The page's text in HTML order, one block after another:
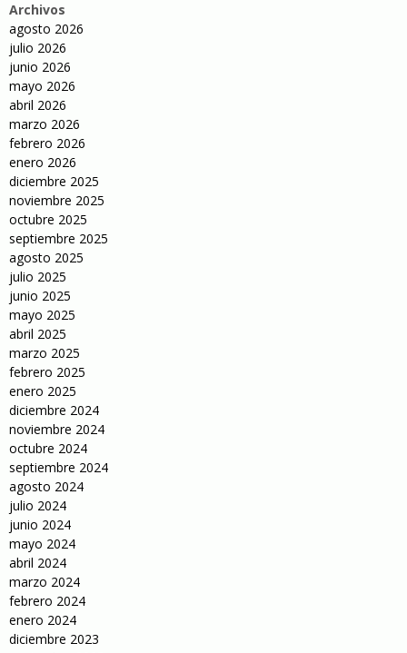
Archivos
agosto 2026
julio 2026
junio 2026
mayo 2026
abril 2026
marzo 2026
febrero 2026
enero 2026
diciembre 2025
noviembre 2025
octubre 2025
septiembre 2025
agosto 2025
julio 2025
junio 2025
mayo 2025
abril 2025
marzo 2025
febrero 2025
enero 2025
diciembre 2024
noviembre 2024
octubre 2024
septiembre 2024
agosto 2024
julio 2024
junio 2024
mayo 2024
abril 2024
marzo 2024
febrero 2024
enero 2024
diciembre 2023